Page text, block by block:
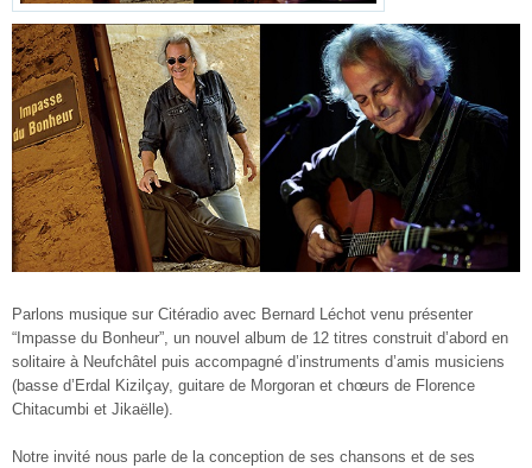
Parlons musique sur Citéradio avec Bernard Léchot venu présenter
“Impasse du Bonheur”, un nouvel album de 12 titres construit d’abord en
solitaire à Neufchâtel puis accompagné d’instruments d’amis musiciens
(basse d’Erdal Kizilçay, guitare de Morgoran et chœurs de Florence
Chitacumbi et Jikaëlle).
Notre invité nous parle de la conception de ses chansons et de ses